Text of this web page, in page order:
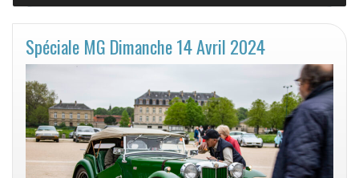
Spéciale MG Dimanche 14 Avril 2024